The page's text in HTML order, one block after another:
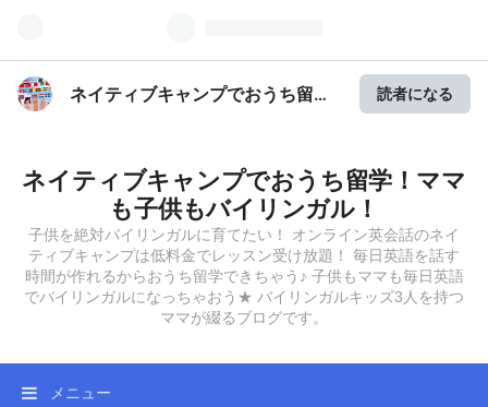
ネイティブキャンプでおうち留
読者になる
ネイティブキャンプでおうち留学！ママ
も子供もバイリンガル！
子供を絶対バイリンガルに育てたい！ オンライン英会話のネイ
ティブキャンプは低料金でレッスン受け放題！ 毎日英語を話す
時間が作れるからおうち留学できちゃう♪ 子供もママも毎日英語
でバイリンガルになっちゃおう★ バイリンガルキッズ3人を持つ
ママが綴るブログです。
メニュー